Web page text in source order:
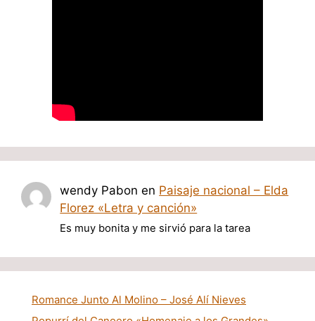
wendy Pabon en Paisaje nacional – Elda
Florez «Letra y canción»
Es muy bonita y me sirvió para la tarea
Romance Junto Al Molino – José Alí Nieves